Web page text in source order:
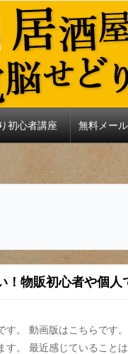
初心者講座 無料メー
！物販初心者や個人
す。 動画版はこちらです
す。 最近感じていること